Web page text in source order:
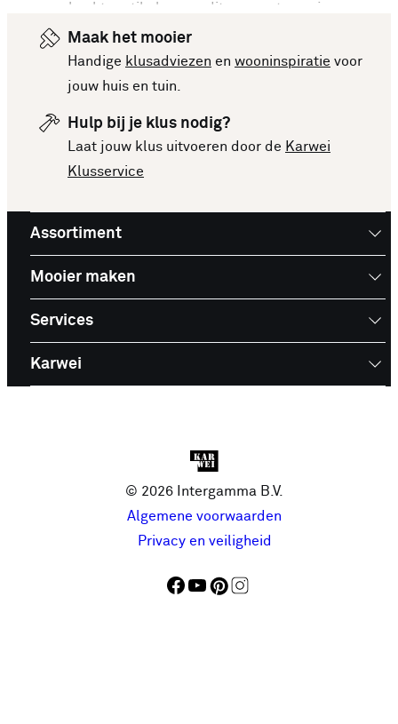
verkochte artikelen van dit moment voor je op een
rijtje gezet. Vergelijk makkelijk de specificaties
en prijzen om een goede keuze te kunnen maken.
Deze lijst is altijd up-to-date, zodat je meteen op
producten. Bekijk de top 10 Buitenbeits en laat je
inspireren voor je volgende aankoop!
Maak het mooier
Handige klusadviezen en wooninspiratie voor
jouw huis en tuin.
Hulp bij je klus nodig?
Laat jouw klus uitvoeren door de Karwei
Klusservice
Assortiment
Mooier maken
Services
Karwei
© 2026 Intergamma B.V.
Algemene voorwaarden
Privacy en veiligheid